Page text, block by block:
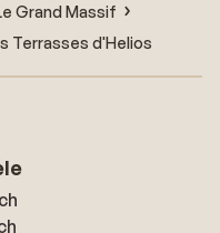
Grand Massif
Terrasses d'Helios